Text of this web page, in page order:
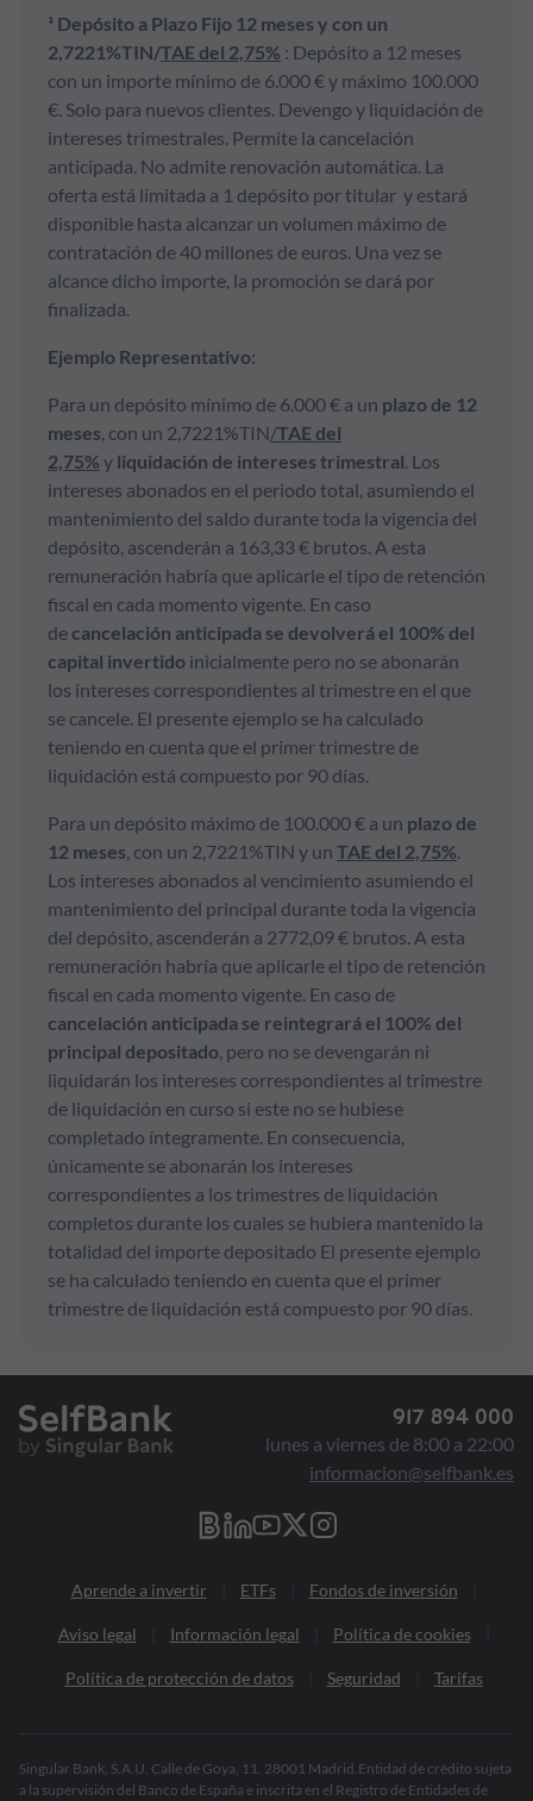
¹ Depósito a Plazo Fijo 12 meses y con un
2,7221%TIN/TAE del 2,75% : Depósito a 12 meses
con un importe mínimo de 6.000 € y máximo 100.000
€. Solo para nuevos clientes. Devengo y liquidación de
intereses trimestrales. Permite la cancelación
anticipada. No admite renovación automática. La
oferta está limitada a 1 depósito por titular y estará
disponible hasta alcanzar un volumen máximo de
contratación de 40 millones de euros. Una vez se
alcance dicho importe, la promoción se dará por
finalizada.
Ejemplo Representativo:
Para un depósito mínimo de 6.000 € a un plazo de 12
meses, con un 2,7221%TIN/TAE del
2,75% y liquidación de intereses trimestral. Los
intereses abonados en el periodo total, asumiendo el
mantenimiento del saldo durante toda la vigencia del
depósito, ascenderán a 163,33 € brutos. A esta
remuneración habría que aplicarle el tipo de retención
fiscal en cada momento vigente. En caso
de cancelación anticipada se devolverá el 100% del
capital invertido inicialmente pero no se abonarán
los intereses correspondientes al trimestre en el que
se cancele. El presente ejemplo se ha calculado
teniendo en cuenta que el primer trimestre de
liquidación está compuesto por 90 días.
Para un depósito máximo de 100.000 € a un plazo de
12 meses, con un 2,7221%TIN y un TAE del 2,75%.
Los intereses abonados al vencimiento asumiendo el
mantenimiento del principal durante toda la vigencia
del depósito, ascenderán a 2772,09 € brutos. A esta
remuneración habría que aplicarle el tipo de retención
fiscal en cada momento vigente. En caso de
cancelación anticipada se reintegrará el 100% del
principal depositado, pero no se devengarán ni
liquidarán los intereses correspondientes al trimestre
de liquidación en curso si este no se hubiese
completado íntegramente. En consecuencia,
únicamente se abonarán los intereses
correspondientes a los trimestres de liquidación
completos durante los cuales se hubiera mantenido la
totalidad del importe depositado El presente ejemplo
se ha calculado teniendo en cuenta que el primer
trimestre de liquidación está compuesto por 90 días.
917 894 000
lunes a viernes de 8:00 a 22:00
informacion@selfbank.es
Aprende a invertir ETFs Fondos de inversión
Aviso legal Información legal Política de cookies
Política de protección de datos Seguridad Tarifas
Singular Bank, S.A.U. Calle de Goya, 11. 28001 Madrid.Entidad de crédito sujeta
a la supervisión del Banco de España e inscrita en el Registro de Entidades de